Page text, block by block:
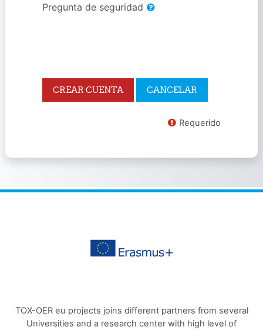
Pregunta de seguridad
Requerido
TOX-OER eu projects joins different partners from several
Universities and a research center with high level of